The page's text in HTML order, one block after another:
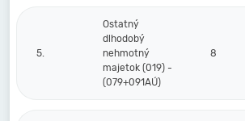
5.
Ostatný
dlhodobý
nehmotný
majetok (019) -
(079+091AÚ)
8